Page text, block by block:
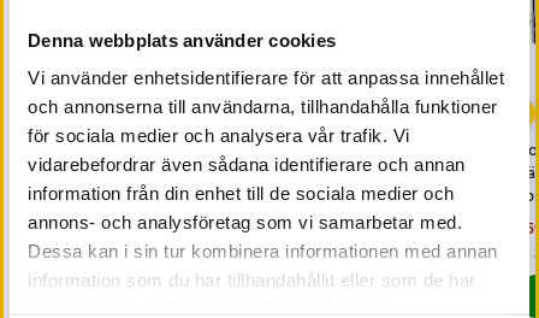
Denna webbplats använder cookies
Vi använder enhetsidentifierare för att anpassa innehållet
och annonserna till användarna, tillhandahålla funktioner
för sociala medier och analysera vår trafik. Vi
vidarebefordrar även sådana identifierare och annan
information från din enhet till de sociala medier och
annons- och analysföretag som vi samarbetar med.
Dessa kan i sin tur kombinera informationen med annan
information som du har tillhandahållit eller som de har
Nedis trådlös dörrklocka
150 m med 58 melodier
Pris:349 kr
349 kr
Just nu har vi bara 2 kvar av denna produkt
Köp
Full-motion väggfäste
för TV / TV-väggfäste /
väggfäste 37–80 tum VESA
600 × 400 / maxvikt 40 kg
Pris :299 kr
299 kr
I lager, levereras inom 1-2 vardagar
Köp